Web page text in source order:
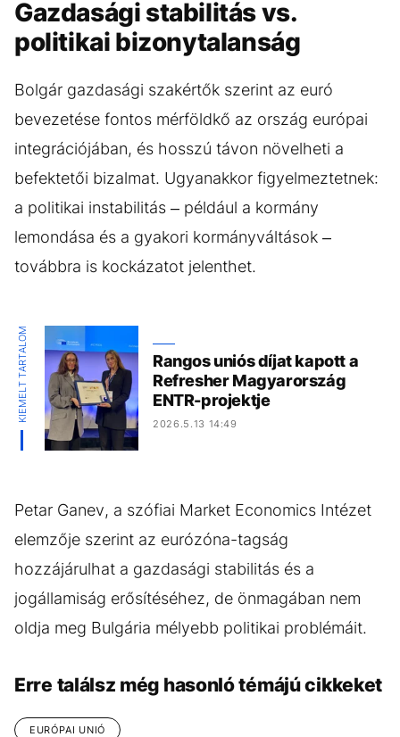
Gazdasági stabilitás vs.
politikai bizonytalanság
Bolgár gazdasági szakértők szerint az euró
bevezetése fontos mérföldkő az ország európai
integrációjában, és hosszú távon növelheti a
befektetői bizalmat. Ugyanakkor figyelmeztetnek:
a politikai instabilitás – például a kormány
lemondása és a gyakori kormányváltások –
továbbra is kockázatot jelenthet.
KIEMELT TARTALOM
Rangos uniós díjat kapott a
Refresher Magyarország
ENTR-projektje
2026.5.13 14:49
Petar Ganev, a szófiai Market Economics Intézet
elemzője szerint az eurózóna-tagság
hozzájárulhat a gazdasági stabilitás és a
jogállamiság erősítéséhez, de önmagában nem
oldja meg Bulgária mélyebb politikai problémáit.
Erre találsz még hasonló témájú cikkeket
EURÓPAI UNIÓ